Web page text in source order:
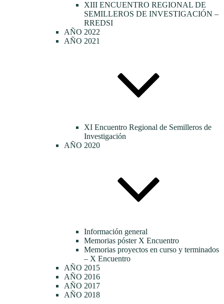
XIII ENCUENTRO REGIONAL DE
SEMILLEROS DE INVESTIGACIÓN –
RREDSI
AÑO 2022
AÑO 2021
XI Encuentro Regional de Semilleros de
Investigación
AÑO 2020
Información general
Memorias póster X Encuentro
Memorias proyectos en curso y terminados
– X Encuentro
AÑO 2015
AÑO 2016
AÑO 2017
AÑO 2018